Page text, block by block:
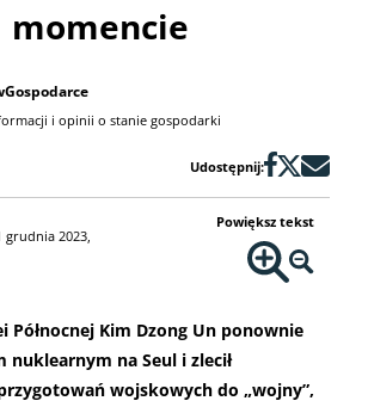
momencie
i opinii o stanie gospodarki
Udostępnij:
2023,
Powiększ tekst
Północnej Kim Dzong Un ponownie
nuklearnym na Seul i zlecił
wojskowych do „wojny”,